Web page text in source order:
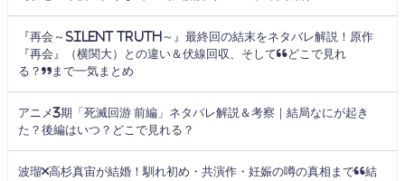
『再会～Silent Truth～』最終回の結末をネタバレ解説！原作
『再会』（横関大）との違い＆伏線回収、そして“どこで見れ
る？”まで一気まとめ
アニメ3期「死滅回游 前編」ネタバレ解説＆考察｜結局なにが起き
た？後編はいつ？どこで見れる？
波瑠×高杉真宙が結婚！馴れ初め・共演作・妊娠の噂の真相まで“結